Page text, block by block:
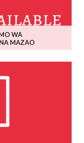
WA
MAZAO